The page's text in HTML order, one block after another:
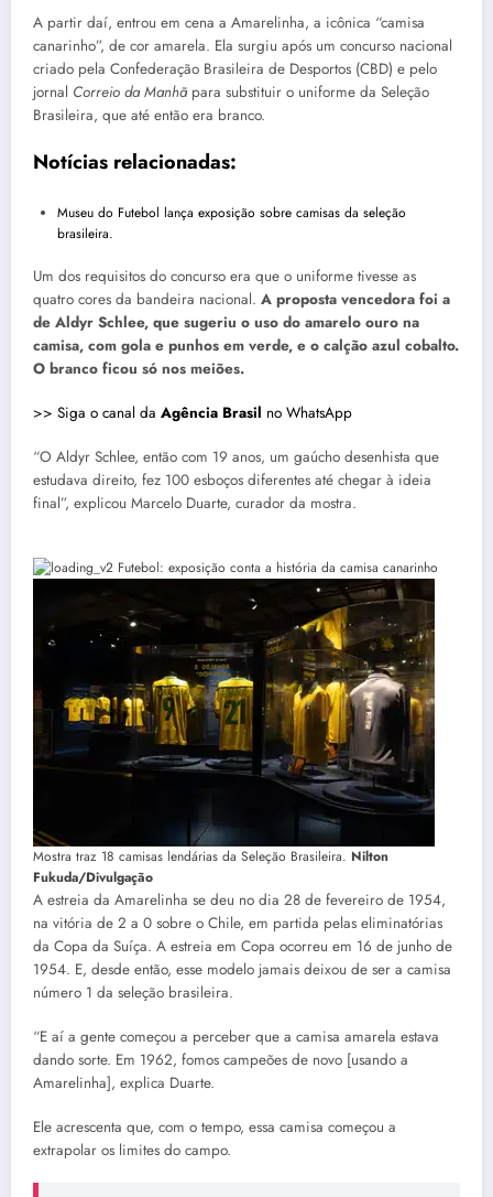
A partir daí, entrou em cena a Amarelinha, a icônica “camisa
canarinho”, de cor amarela. Ela surgiu após um concurso nacional
criado pela Confederação Brasileira de Desportos (CBD) e pelo
jornal Correio da Manhãpara substituir o uniforme da Seleção
Brasileira, que até então era branco.
Notícias relacionadas:
Museu do Futebol lança exposição sobre camisas da seleção
brasileira.
Um dos requisitos do concurso era que o uniforme tivesse as
quatro cores da bandeira nacional. A proposta vencedora foi a
de Aldyr Schlee, que sugeriu o uso do amarelo ouro na
camisa, com gola e punhos em verde, e o calção azul cobalto.
O branco ficou só nos meiões.
>> Siga o canal da Agência Brasil no WhatsApp
“O Aldyr Schlee, então com 19 anos, um gaúcho desenhista que
estudava direito, fez 100 esboços diferentes até chegar à ideia
final”, explicou Marcelo Duarte, curador da mostra.
Mostra traz 18 camisas lendárias da Seleção Brasileira. Nilton
Fukuda/Divulgação
A estreia da Amarelinha se deu no dia 28 de fevereiro de 1954,
na vitória de 2 a 0 sobre o Chile, em partida pelas eliminatórias
da Copa da Suíça. A estreia em Copa ocorreu em 16 de junho de
1954. E, desde então, esse modelo jamais deixou de ser a camisa
número 1 da seleção brasileira.
“E aí a gente começou a perceber que a camisa amarela estava
dando sorte. Em 1962, fomos campeões de novo [usando a
Amarelinha], explica Duarte.
Ele acrescenta que, com o tempo, essa camisa começou a
extrapolar os limites do campo.